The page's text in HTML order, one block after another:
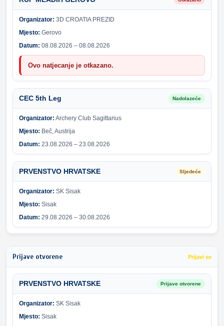
Organizator: 3D CROATIA PREZID
Mjesto: Gerovo
Datum: 08.08.2026 – 08.08.2026
Ovo natjecanje je otkazano.
CEC 5th Leg Nadolazeće
Organizator: Archery Club Sagittarius
Mjesto: Beč, Austrija
Datum: 23.08.2026 – 23.08.2026
PRVENSTVO HRVATSKE Sljedeće
Organizator: SK Sisak
Mjesto: Sisak
Datum: 29.08.2026 – 30.08.2026
Prijave otvorene Prijavi se
PRVENSTVO HRVATSKE Prijave otvorene
Organizator: SK Sisak
Mjesto: Sisak